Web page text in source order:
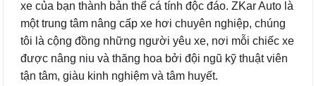
xe của bạn thành bản thể cá tính độc đáo. ZKar Auto là
một trung tâm nâng cấp xe hơi chuyên nghiệp, chúng
tôi là cộng đồng những người yêu xe, nơi mỗi chiếc xe
được nâng niu và thăng hoa bởi đội ngũ kỹ thuật viên
tận tâm, giàu kinh nghiệm và tâm huyết.